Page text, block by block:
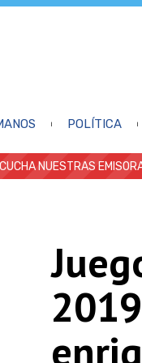
POLÍTICA
NUESTRAS